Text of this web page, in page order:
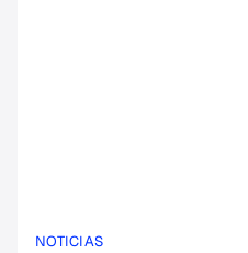
NOTICIAS